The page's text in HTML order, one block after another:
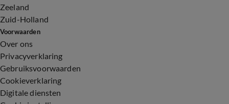
Zeeland
Zuid-Holland
Voorwaarden
Over ons
Privacyverklaring
Gebruiksvoorwaarden
Cookieverklaring
Digitale diensten